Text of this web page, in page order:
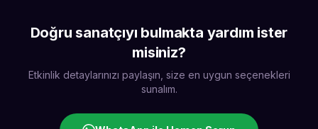
Doğru sanatçıyı bulmakta yardım ister
misiniz?
Etkinlik detaylarınızı paylaşın, size en uygun seçenekleri
sunalım.